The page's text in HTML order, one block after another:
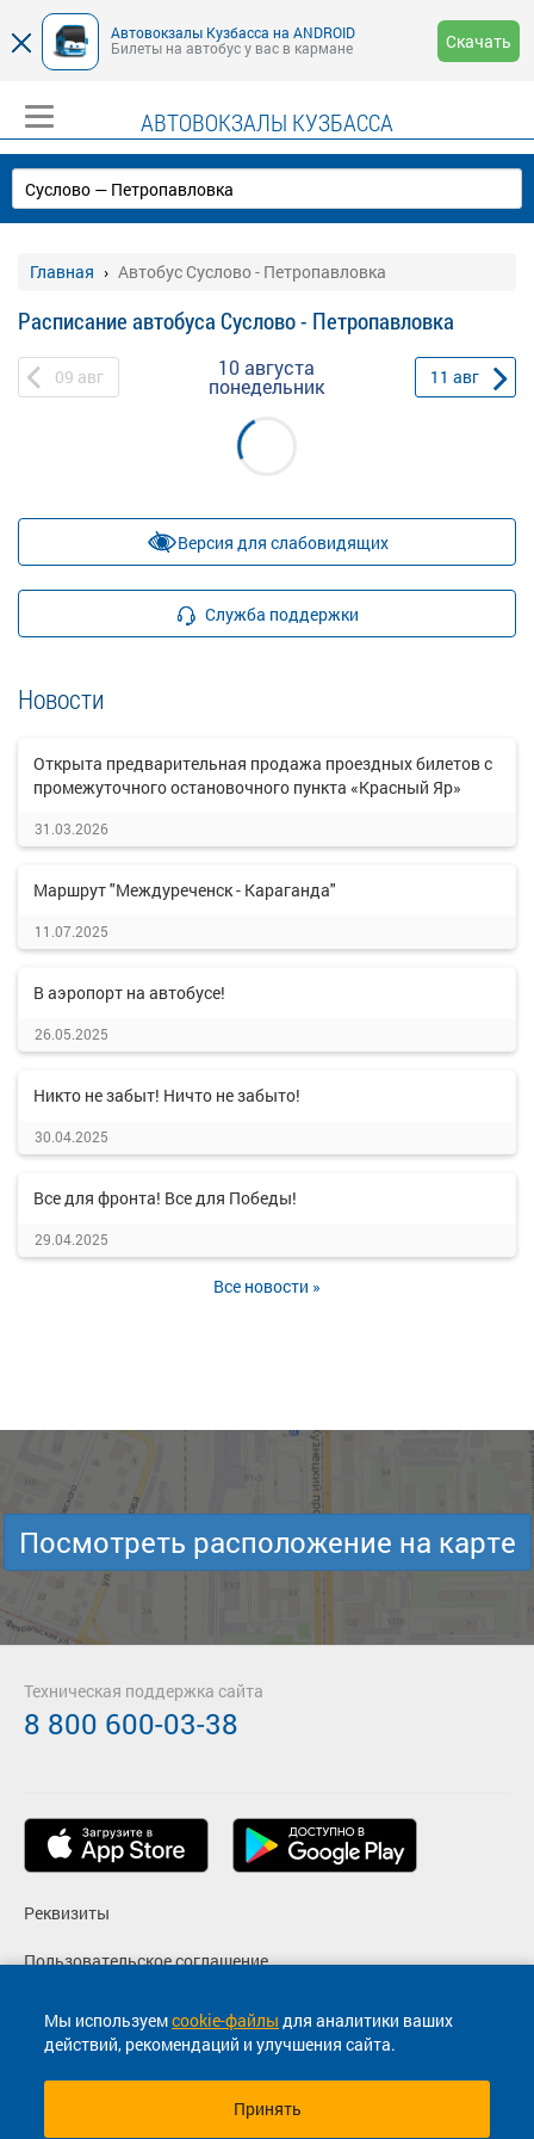
Автовокзалы Кузбасса на ANDROID
Билеты на автобус у вас в кармане
Скачать
АВТОВОКЗАЛЫ КУЗБАССА
Главная Автобус Суслово - Петропавловка
Расписание автобуса Суслово - Петропавловка
09 авг 10 августа
понедельник 11 авг
Версия для слабовидящих
Служба поддержки
Новости
Открыта предварительная продажа проездных билетов с
промежуточного остановочного пункта «Красный Яр»
31.03.2026
Маршрут "Междуреченск - Караганда"
11.07.2025
В аэропорт на автобусе!
26.05.2025
Никто не забыт! Ничто не забыто!
30.04.2025
Все для фронта! Все для Победы!
29.04.2025
Все новости »
Мы используемcookie-файлы для аналитики ваших
действий, рекомендаций и улучшения сайта.
Принять
Посмотреть расположение на карте
Реквизиты
Пользовательское соглашение
Политика конфиденциальности
Согласие на маркетинговые сообщения
Техническая поддержка сайта
8 800 600-03-38
© 2013-2026, ООО "Капитал"- Онлайн сервис продажи